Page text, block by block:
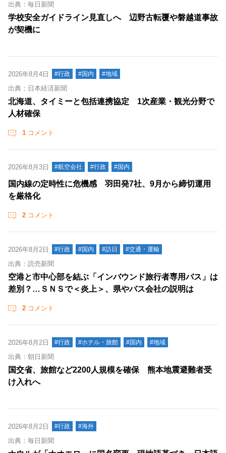
出典：毎日新聞
学校安全ガイドライン見直しへ 辺野古転覆や磐越道事故
が契機に
2026年8月4日 #行政 #国内 #地域
出典：日本経済新聞
北海道、タイミーと包括連携協定 1次産業・観光分野で
人材確保
1 コメント
2026年8月3日 #航空会社 #行政 #国内
国内線の定時性に危機感 羽田発7社、9月から締切運用
を厳格化
2 コメント
2026年8月2日 #行政 #国内 #訪日 #交通・運輸
出典：読売新聞
空港と市中心部を結ぶ「インバウンド旅行者専用バス」は
差別？…ＳＮＳで＜炎上＞、県やバス会社の説明は
2 コメント
2026年8月2日 #行政 #ホテル・旅館 #国内 #地域
出典：朝日新聞
国交省、旅館など2200人規模を確保 熊本地震避難者受
け入れへ
2026年8月2日 #行政 #海外
出典：毎日新聞